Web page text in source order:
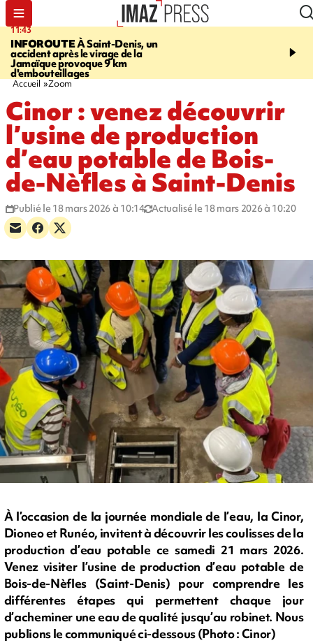
11:43
INFOROUTEÀ Saint-Denis, un
accident après le virage de la
Jamaïque provoque 9 km
d'embouteillages
16:35
gendarmes évacuent
Accueil Zoom
Cinor : venez découvrir
l’usine de production
d’eau potable de Bois-
de-Nèfles à Saint-Denis
Publié le 18 mars 2026 à 10:14 Actualisé le 18 mars 2026 à 10:20
À l’occasion de la journée mondiale de l’eau, la Cinor,
Dioneo et Runéo, invitent à découvrir les coulisses de la
production d’eau potable ce samedi 21 mars 2026.
Venez visiter l’usine de production d’eau potable de
Bois-de-Nèfles (Saint-Denis) pour comprendre les
différentes étapes qui permettent chaque jour
d’acheminer une eau de qualité jusqu’au robinet. Nous
publions le communiqué ci-dessous (Photo : Cinor)